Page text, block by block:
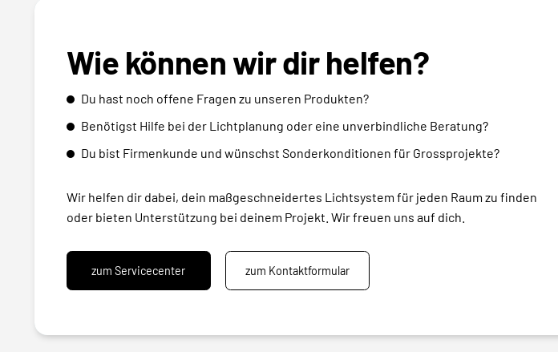
Wie können wir dir helfen?
Du hast noch offene Fragen zu unseren Produkten?
Benötigst Hilfe bei der Lichtplanung oder eine unverbindliche Beratung?
Du bist Firmenkunde und wünschst Sonderkonditionen für Grossprojekte?
Wir helfen dir dabei, dein maßgeschneidertes Lichtsystem für jeden Raum zu finden
oder bieten Unterstützung bei deinem Projekt. Wir freuen uns auf dich.
zum Servicecenter zum Kontaktformular